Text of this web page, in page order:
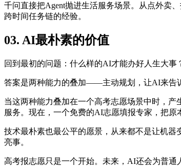
千问直接把Agent抛进生活服务场景。从点外卖
跨时间任务链的经验。
03. AI最朴素的价值
回到最初的问题：什么样的AI才能办好人生大事
答案是两种能力的叠加——主动规划，让AI来告
当这两种能力叠加在一个高考志愿场景中时，
服务。现在，一个免费的AI志愿填报专家，把原
技术最朴素也最公平的愿景，从来都不是让机
亮事。
高考报志愿只是一个开始。未来，AI还会为普通